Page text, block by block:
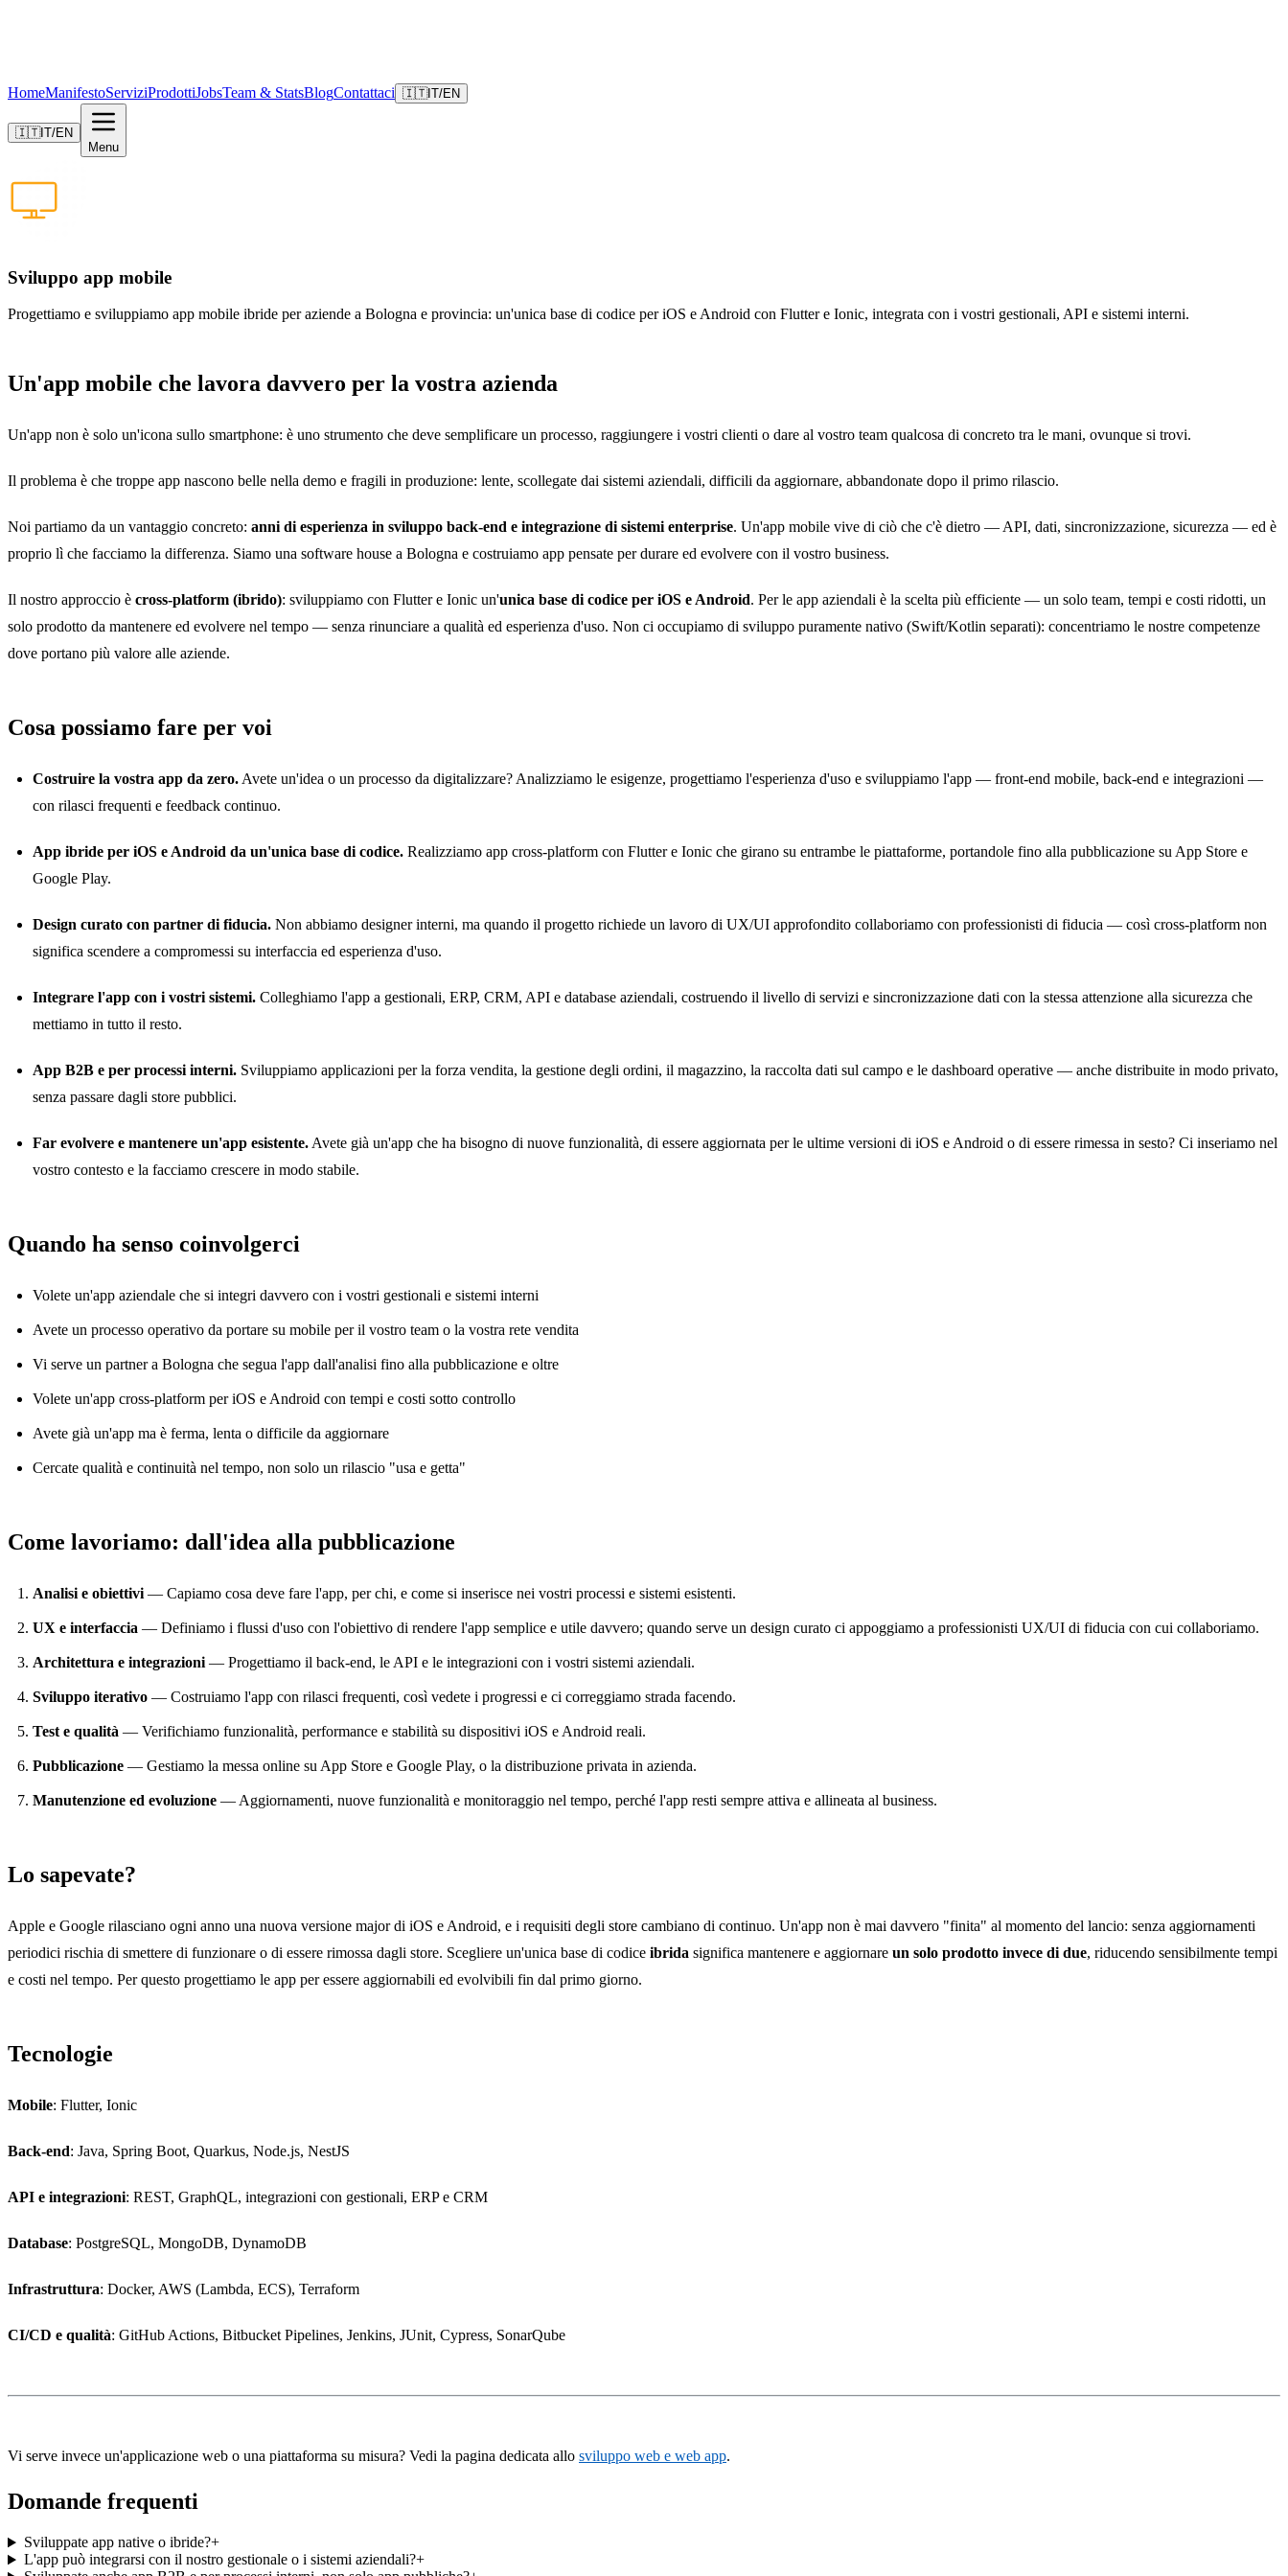
HomeManifestoServiziProdottiJobsTeam & StatsBlogContattaci 🇮🇹IT/EN
🇮🇹IT/EN
Menu
Sviluppo app mobile
Progettiamo e sviluppiamo app mobile ibride per aziende a Bologna e provincia: un'unica base di codice per iOS e Android con Flutter e Ionic, integrata con i vostri gestionali, API e sistemi interni.
Un'app mobile che lavora davvero per la vostra azienda
Un'app non è solo un'icona sullo smartphone: è uno strumento che deve semplificare un processo, raggiungere i vostri clienti o dare al vostro team qualcosa di concreto tra le mani, ovunque si trovi.
Il problema è che troppe app nascono belle nella demo e fragili in produzione: lente, scollegate dai sistemi aziendali, difficili da aggiornare, abbandonate dopo il primo rilascio.
Noi partiamo da un vantaggio concreto: anni di esperienza in sviluppo back-end e integrazione di sistemi enterprise. Un'app mobile vive di ciò che c'è dietro — API, dati, sincronizzazione, sicurezza — ed è
proprio lì che facciamo la differenza. Siamo una software house a Bologna e costruiamo app pensate per durare ed evolvere con il vostro business.
Il nostro approccio è cross-platform (ibrido): sviluppiamo con Flutter e Ionic un'unica base di codice per iOS e Android. Per le app aziendali è la scelta più efficiente — un solo team, tempi e costi ridotti, un
solo prodotto da mantenere ed evolvere nel tempo — senza rinunciare a qualità ed esperienza d'uso. Non ci occupiamo di sviluppo puramente nativo (Swift/Kotlin separati): concentriamo le nostre competenze
dove portano più valore alle aziende.
Cosa possiamo fare per voi
Costruire la vostra app da zero.Avete un'idea o un processo da digitalizzare? Analizziamo le esigenze, progettiamo l'esperienza d'uso e sviluppiamo l'app — front-end mobile, back-end e integrazioni —
con rilasci frequenti e feedback continuo.
App ibride per iOS e Android da un'unica base di codice. Realizziamo app cross-platform con Flutter e Ionic che girano su entrambe le piattaforme, portandole fino alla pubblicazione su App Store e
Google Play.
Design curato con partner di fiducia. Non abbiamo designer interni, ma quando il progetto richiede un lavoro di UX/UI approfondito collaboriamo con professionisti di fiducia — così cross-platform non
significa scendere a compromessi su interfaccia ed esperienza d'uso.
Integrare l'app con i vostri sistemi. Colleghiamo l'app a gestionali, ERP, CRM, API e database aziendali, costruendo il livello di servizi e sincronizzazione dati con la stessa attenzione alla sicurezza che
mettiamo in tutto il resto.
App B2B e per processi interni. Sviluppiamo applicazioni per la forza vendita, la gestione degli ordini, il magazzino, la raccolta dati sul campo e le dashboard operative — anche distribuite in modo privato,
senza passare dagli store pubblici.
Far evolvere e mantenere un'app esistente.Avete già un'app che ha bisogno di nuove funzionalità, di essere aggiornata per le ultime versioni di iOS e Android o di essere rimessa in sesto? Ci inseriamo nel
vostro contesto e la facciamo crescere in modo stabile.
Quando ha senso coinvolgerci
Volete un'app aziendale che si integri davvero con i vostri gestionali e sistemi interni
Avete un processo operativo da portare su mobile per il vostro team o la vostra rete vendita
Vi serve un partner a Bologna che segua l'app dall'analisi fino alla pubblicazione e oltre
Volete un'app cross-platform per iOS e Android con tempi e costi sotto controllo
Avete già un'app ma è ferma, lenta o difficile da aggiornare
Cercate qualità e continuità nel tempo, non solo un rilascio "usa e getta"
Come lavoriamo: dall'idea alla pubblicazione
Analisi e obiettivi— Capiamo cosa deve fare l'app, per chi, e come si inserisce nei vostri processi e sistemi esistenti.
UX e interfaccia — Definiamo i flussi d'uso con l'obiettivo di rendere l'app semplice e utile davvero; quando serve un design curato ci appoggiamo a professionisti UX/UI di fiducia con cui collaboriamo.
Architettura e integrazioni— Progettiamo il back-end, le API e le integrazioni con i vostri sistemi aziendali.
Sviluppo iterativo — Costruiamo l'app con rilasci frequenti, così vedete i progressi e ci correggiamo strada facendo.
Test e qualità — Verifichiamo funzionalità, performance e stabilità su dispositivi iOS e Android reali.
Pubblicazione — Gestiamo la messa online su App Store e Google Play, o la distribuzione privata in azienda.
Manutenzione ed evoluzione — Aggiornamenti, nuove funzionalità e monitoraggio nel tempo, perché l'app resti sempre attiva e allineata al business.
Lo sapevate?
Apple e Google rilasciano ogni anno una nuova versione major di iOS e Android, e i requisiti degli store cambiano di continuo. Un'app non è mai davvero "finita" al momento del lancio: senza aggiornamenti
periodici rischia di smettere di funzionare o di essere rimossa dagli store. Scegliere un'unica base di codice ibrida significa mantenere e aggiornare un solo prodotto invece di due, riducendo sensibilmente tempi
e costi nel tempo. Per questo progettiamo le app per essere aggiornabili ed evolvibili fin dal primo giorno.
Tecnologie
Mobile: Flutter, Ionic
Back-end: Java, Spring Boot, Quarkus, Node.js, NestJS
API e integrazioni: REST, GraphQL, integrazioni con gestionali, ERP e CRM
Database: PostgreSQL, MongoDB, DynamoDB
Infrastruttura: Docker, AWS (Lambda, ECS), Terraform
CI/CD e qualità: GitHub Actions, Bitbucket Pipelines, Jenkins, JUnit, Cypress, SonarQube
Vi serve invece un'applicazione web o una piattaforma su misura? Vedi la pagina dedicata allo sviluppo web e web app.
Domande frequenti
Sviluppate app native o ibride?+
L'app può integrarsi con il nostro gestionale o i sistemi aziendali?+